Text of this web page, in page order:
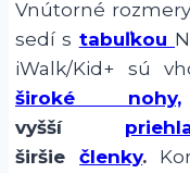
Vnútorné
sedí s tabuľkou
iWalk/Kid+ sú
široké nohy,
vyšší
širšiečlenky.